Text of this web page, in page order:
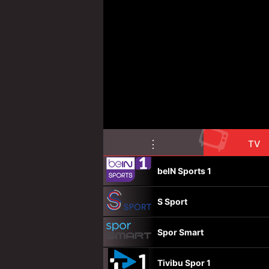
⋮ 📺 TV
beIN Sports 1
S Sport
Spor Smart
Tivibu Spor 1